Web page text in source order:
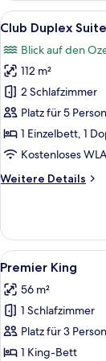
Family
Twin
Alle
Fotos
für
Club
Duplex
Suite
Ocean
View
access
anzeigen
6
Club Duplex
Blick auf den
112 m²
2 Schlafzimmer
Platz für 5
1 Einzelbett, 1
Kostenloses
Weitere Details
Weitere
Duplex
Suite
Ocean
(Club
access
4)
Alle
Fotos
für
Premier
King
anzeigen
5
Premier King
56 m²
1 Schlafzimmer
Platz für 3
1 King-Bett